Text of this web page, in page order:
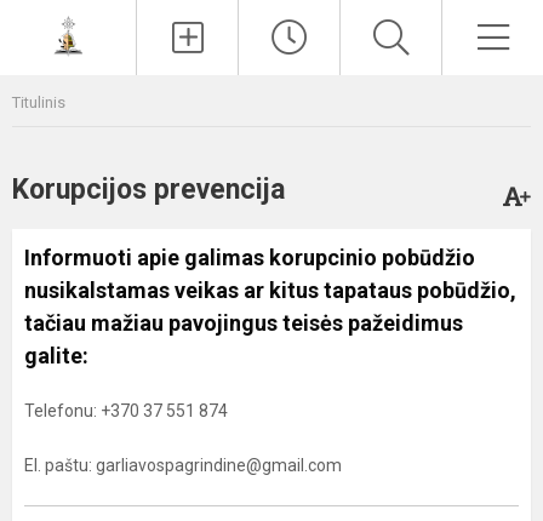
Titulinis
Korupcijos prevencija
Informuoti apie galimas korupcinio pobūdžio
nusikalstamas veikas ar kitus tapataus pobūdžio,
tačiau mažiau pavojingus teisės pažeidimus
galite:
Telefonu: +370 37 551 874
El. paštu: garliavospagrindine@gmail.com